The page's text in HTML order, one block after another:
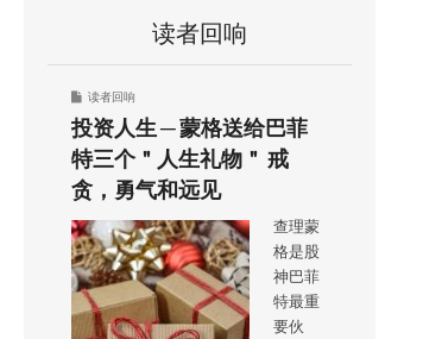
读者回响
读者回响
投资人生 ─ 蒙格送给巴菲
特三个＂人生礼物＂ 戒
贪，勇气和远见
查理蒙
格是股
神巴菲
特最重
要伙